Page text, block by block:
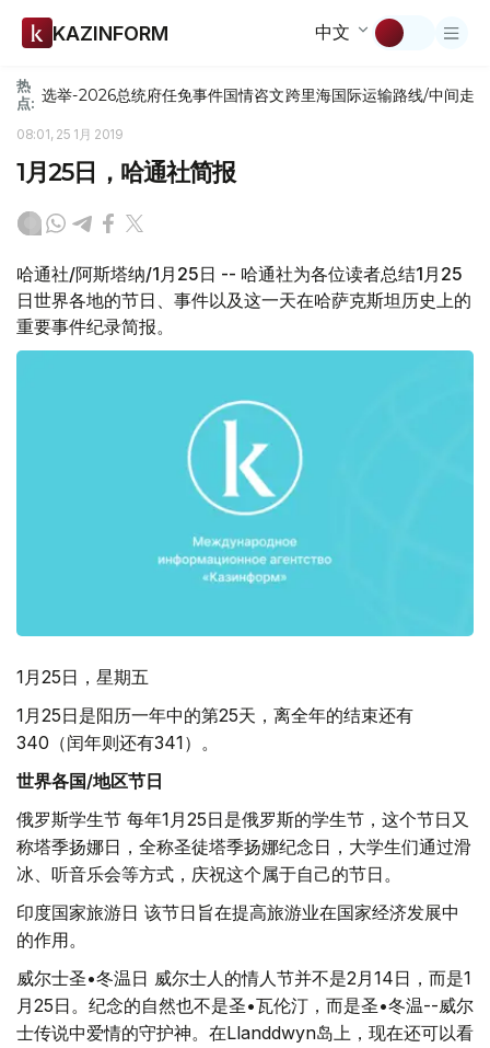
KAZINFORM 中文
热
点: 选举-2026总统府任免事件国情咨文跨里海国际运输路线/中间走廊
08:01, 25 1月 2019
1月25日，哈通社简报
哈通社/阿斯塔纳/1月25日 -- 哈通社为各位读者总结1月25
日世界各地的节日、事件以及这一天在哈萨克斯坦历史上的
重要事件纪录简报。
1月25日，星期五
1月25日是阳历一年中的第25天，离全年的结束还有
340（闰年则还有341）。
世界各国/地区节日
俄罗斯学生节 每年1月25日是俄罗斯的学生节，这个节日又
称塔季扬娜日，全称圣徒塔季扬娜纪念日，大学生们通过滑
冰、听音乐会等方式，庆祝这个属于自己的节日。
印度国家旅游日 该节日旨在提高旅游业在国家经济发展中
的作用。
威尔士圣•冬温日 威尔士人的情人节并不是2月14日，而是1
月25日。纪念的自然也不是圣•瓦伦汀，而是圣•冬温--威尔
士传说中爱情的守护神。在Llanddwyn岛上，现在还可以看